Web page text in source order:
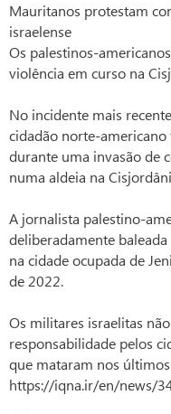
Mauritanos protestam
israelense
Os palestinos-
violência em curso na
No incidente mais
cidadão norte-
durante uma invasão de
numa aldeia na
A jornalista palestino-
deliberadamente
na cidade ocupada de
de 2022.
Os militares israelitas
responsabilidade pelos
que mataram nos
https://iqna.ir/en/news/